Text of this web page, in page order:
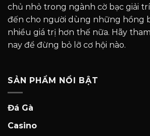
chủ nhỏ trong ngành cờ bạc giải
đến cho người dùng những hồng
nhiều giá trị hơn thế nữa. Hãy
nay để đừng bỏ lỡ cơ hội nào.
SẢN PHẨM NỔI BẬT
Đá Gà
Casino